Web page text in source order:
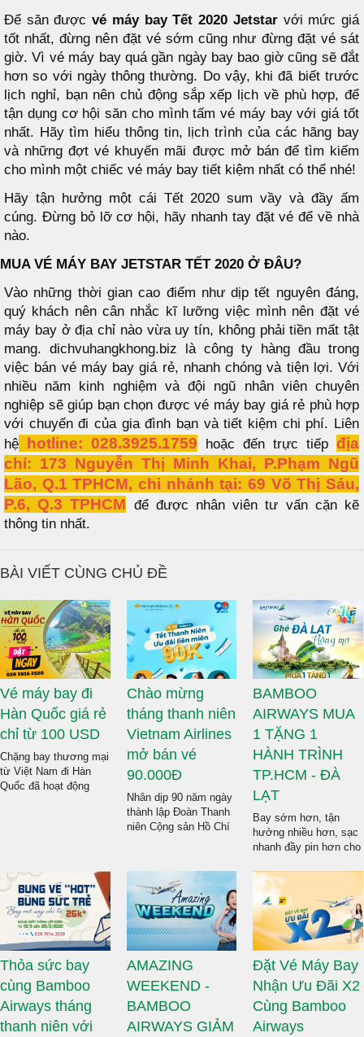
Để săn đượcvé máy bay Tết 2020 Jetstarvới mức giá
tốt nhất, đừng nên đặt vé sớm cũng như đừng đặt vé sát
giờ. Vì vé máy bay quá gần ngày bay bao giờ cũng sẽ đắt
hơn so với ngày thông thường. Do vậy, khi đã biết trước
lịch nghỉ, bạn nên chủ động sắp xếp lịch về phù hợp, để
tận dụng cơ hội săn cho mình tấm vé máy bay với giá tốt
nhất. Hãy tìm hiểu thông tin, lịch trình của các hãng bay
và những đợt vé khuyến mãi được mở bán để tìm kiếm
cho mình một chiếc vé máy bay tiết kiệm nhất có thể nhé!
Hãy tận hưởng một cái Tết 2020 sum vầy và đầy ấm
cúng. Đừng bỏ lỡ cơ hội, hãy nhanh tay đặt vé để về nhà
nào.
MUA VÉ MÁY BAY JETSTAR TẾT 2020 Ở ĐÂU?
Vào những thời gian cao điểm như dịp tết nguyên đáng,
quý khách nên cân nhắc kĩ lưỡng việc mình nên đặt vé
máy bay ở địa chỉ nào vừa uy tín, không phải tiền mất tật
mang. dichvuhangkhong.biz là công ty hàng đầu trong
việc bán vé máy bay giá rẻ, nhanh chóng và tiện lợi. Với
nhiều năm kinh nghiệm và đội ngũ nhân viên chuyên
nghiệp sẽ giúp bạn chọn được vé máy bay giá rẻ phù hợp
với chuyến đi của gia đình bạn và tiết kiệm chi phí. Liên
hệ hotline: 028.3925.1759 hoặc đến trực tiếp địa
chỉ: 173 Nguyễn Thị Minh Khai, P.Phạm Ngũ
Lão, Q.1 TPHCM, chi nhánh tại: 69 Võ Thị Sáu,
P.6, Q.3 TPHCM để được nhân viên tư vấn cặn kẽ
thông tin nhất.
BÀI VIẾT CÙNG CHỦ ĐỀ
Vé máy bay đi
Hàn Quốc giá rẻ
chỉ từ 100 USD
Chặng bay thương mại
từ Việt Nam đi Hàn
Quốc đã hoạt động
chỉ từ 100 USD.
Chào mừng
tháng thanh niên
Vietnam Airlines
mở bán vé
90.000Đ
Nhân dịp 90 năm ngày
thành lập Đoàn Thanh
niên Cộng sản Hồ Chí
đãi đồng giá 90.000
đồng/chiều (tương
đương 579.000
đồng/chiều bao gồm
thuế, phí) trên tất cả
các hành trình nội địa
do VNA trực tiếp khai
thác. Nhanh tay, liên
hệ ngay đến Vietnam
Tickets để được tư
vấn chi tiết nhất về
chương trình khuyến
BAMBOO
AIRWAYS MUA
1 TẶNG 1
HÀNH TRÌNH
TP.HCM - ĐÀ
LẠT
Bay sớm hơn, tận
hưởng nhiều hơn, sạc
nhanh đầy pin hơn cho
lượng, đi vui để trở về
bận rộn thật hiệu quả
cùng siêu khuyến mãi
của Bamboo Airways.
Liên hệ ngay đến
Dichvuhangkhong.biz
để được hỗ trợ thông
tin khuyên mãi MUA 1
TẶNG 1 nhé!
Thỏa sức bay
cùng Bamboo
Airways tháng
thanh niên với
AMAZING
WEEKEND -
BAMBOO
AIRWAYS GIẢM
Đặt Vé Máy Bay
Nhận Ưu Đãi X2
Cùng Bamboo
Airways